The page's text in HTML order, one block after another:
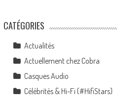
CATÉGORIES
Actualités
Actuellement chez Cobra
Casques Audio
Célébrités & Hi-Fi (#HifiStars)